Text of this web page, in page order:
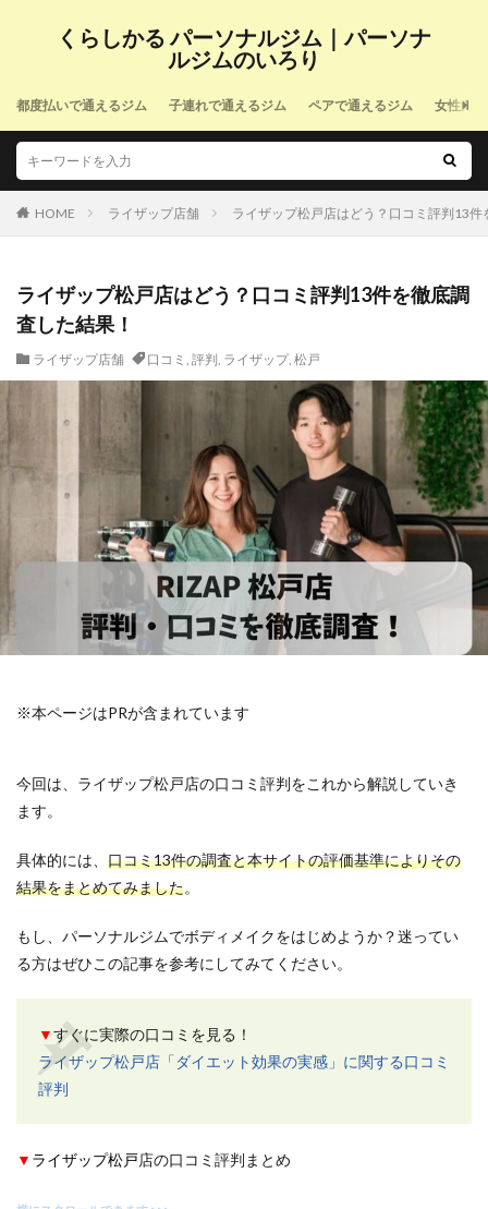
くらしかる パーソナルジム｜パーソナ
ルジムのいろり
都度払いで通えるジム 子連れで通えるジム ペアで通えるジム 女性向
HOME ライザップ店舗 ライザップ松戸店はどう？口コミ評判13
ライザップ松戸店はどう？口コミ評判13件を徹底調
査した結果！
ライザップ店舗 口コミ , 評判, ライザップ, 松戸
※本ページはPRが含まれています
今回は、ライザップ松戸店の口コミ評判をこれから解説していき
ます。
具体的には、 口コミ13件の調査と本サイトの評価基準によりその
結果をまとめてみました。
もし、パーソナルジムでボディメイクをはじめようか？迷ってい
る方はぜひこの記事を参考にしてみてください。
▼すぐに実際の口コミを見る！
ライザップ松戸店「ダイエット効果の実感」に関する口コミ
評判
▼ ライザップ松戸店の口コミ評判まとめ